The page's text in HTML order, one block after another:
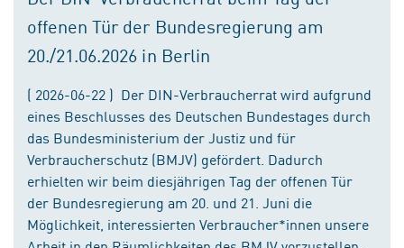
offenen Tür der Bundesregierung am
20./21.06.2026 in Berlin
( 2026-06-22 ) Der DIN-Verbraucherrat wird aufgrund
eines Beschlusses des Deutschen Bundestages durch
das Bundesministerium der Justiz und für
Verbraucherschutz (BMJV) gefördert. Dadurch
erhielten wir beim diesjährigen Tag der offenen Tür
der Bundesregierung am 20. und 21. Juni die
Möglichkeit, interessierten Verbraucher*innen unsere